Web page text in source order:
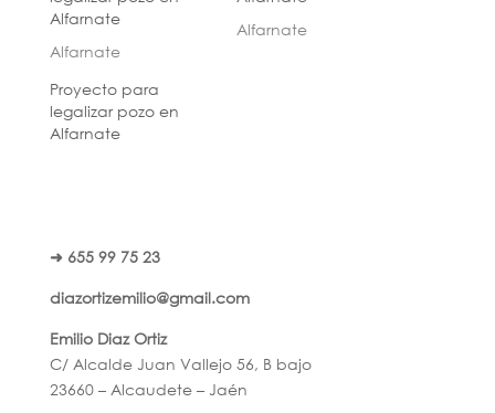
Alfarnate
Alfarnate
Alfarnate
Proyecto para
legalizar pozo en
Alfarnate
➜ 655 99 75 23
diazortizemilio@gmail.com
Emilio Diaz Ortiz
C/ Alcalde Juan Vallejo 56, B bajo
23660 – Alcaudete – Jaén